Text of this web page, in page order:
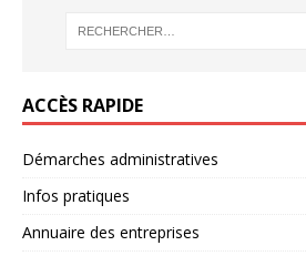
ACCÈS RAPIDE
Démarches administratives
Infos pratiques
Annuaire des entreprises